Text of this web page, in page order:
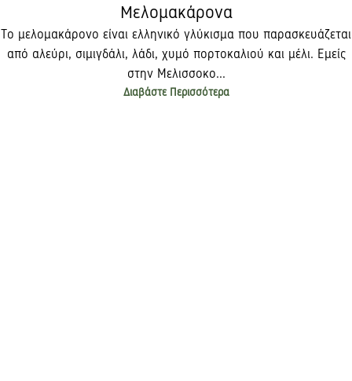
Μελομακάρονα
Το μελομακάρονο είναι ελληνικό γλύκισμα που παρασκευάζεται
από αλεύρι, σιμιγδάλι, λάδι, χυμό πορτοκαλιού και μέλι. Εμείς
στην Μελισσοκο...
Διαβάστε Περισσότερα